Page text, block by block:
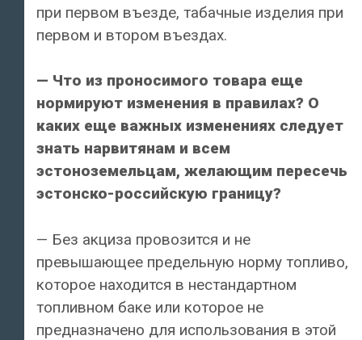
при первом въезде, табачные изделия при
первом и втором въездах.
— Что из проносимого товара еще
нормируют изменения в правилах? О
каких еще важных изменениях следует
знать нарвитянам и всем
эстоноземельцам, желающим пересечь
эстонско-российскую границу?
— Без акциза провозится и не
превышающее предельную норму топливо,
которое находится в нестандартном
топливном баке или которое не
предназначено для использования в этой